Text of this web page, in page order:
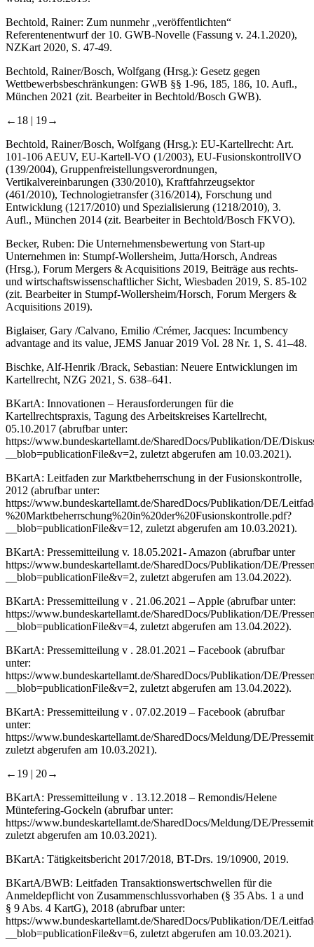
Bechtold, Rainer: Zum nunmehr „veröffentlichten“
Referentenentwurf der 10. GWB-Novelle (Fassung v. 24.1.2020),
NZKart 2020, S. 47-49.
Bechtold, Rainer/Bosch, Wolfgang (Hrsg.): Gesetz gegen
Wettbewerbsbeschränkungen: GWB §§ 1-96, 185, 186, 10. Aufl.,
München 2021 (zit. Bearbeiterin Bechtold/Bosch GWB).
←18 | 19→
Bechtold, Rainer/Bosch, Wolfgang (Hrsg.): EU-Kartellrecht: Art.
101-106 AEUV, EU-Kartell-VO (1/2003), EU-FusionskontrollVO
(139/2004), Gruppenfreistellungsverordnungen,
Vertikalvereinbarungen (330/2010), Kraftfahrzeugsektor
(461/2010), Technologietransfer (316/2014), Forschung und
Entwicklung (1217/2010) und Spezialisierung (1218/2010), 3.
Aufl., München 2014 (zit. Bearbeiterin Bechtold/Bosch FKVO).
Becker, Ruben: Die Unternehmensbewertung von Start-up
Unternehmen in: Stumpf-Wollersheim, Jutta/Horsch, Andreas
(Hrsg.), Forum Mergers & Acquisitions 2019, Beiträge aus rechts-
und wirtschaftswissenschaftlicher Sicht, Wiesbaden 2019, S. 85-102
(zit. Bearbeiterin Stumpf-Wollersheim/Horsch, Forum Mergers &
Acquisitions 2019).
Biglaiser, Gary /Calvano, Emilio /Crémer, Jacques: Incumbency
advantage and its value, JEMS Januar 2019 Vol. 28 Nr. 1, S. 41–48.
Bischke, Alf-Henrik /Brack, Sebastian: Neuere Entwicklungen im
Kartellrecht, NZG 2021, S. 638–641.
BKartA: Innovationen – Herausforderungen für die
Kartellrechtspraxis, Tagung des Arbeitskreises Kartellrecht,
05.10.2017 (abrufbar unter:
https://www.bundeskartellamt.de/SharedDocs/Publikation/DE/
__blob=publicationFile&v=2, zuletzt abgerufen am 10.03.2021).
BKartA: Leitfaden zur Marktbeherrschung in der Fusionskontrolle,
2012 (abrufbar unter:
https://www.bundeskartellamt.de/SharedDocs/Publikation/DE/
%20Marktbeherrschung%20in%20der%20Fusionskontrolle.pdf?
__blob=publicationFile&v=12, zuletzt abgerufen am 10.03.2021).
BKartA: Pressemitteilung v. 18.05.2021- Amazon (abrufbar unter
https://www.bundeskartellamt.de/SharedDocs/Publikation/DE/
__blob=publicationFile&v=2, zuletzt abgerufen am 13.04.2022).
BKartA: Pressemitteilung v . 21.06.2021 – Apple (abrufbar unter:
https:// www.bundeskartellamt.de/ SharedDocs / Publikation / DE/
__blob=publicationFile&v=4, zuletzt abgerufen am 13.04.2022).
BKartA: Pressemitteilung v . 28.01.2021 – Facebook (abrufbar
unter:
https:// www.bundeskartellamt.de/ SharedDocs / Publikation / DE/
__blob=publicationFile&v=2, zuletzt abgerufen am 13.04.2022).
BKartA: Pressemitteilung v . 07.02.2019 – Facebook (abrufbar
unter:
https://www.bundeskartellamt.de/SharedDocs/Meldung/DE/
zuletzt abgerufen am 10.03.2021).
←19 | 20→
BKartA: Pressemitteilung v . 13.12.2018 – Remondis/Helene
Müntefering-Gockeln (abrufbar unter:
https:// www.bundeskartellamt.de/ SharedDocs/ Meldung / DE/
zuletzt abgerufen am 10.03.2021).
BKartA: Tätigkeitsbericht 2017/2018, BT-Drs. 19/10900, 2019.
BKartA/BWB: Leitfaden Transaktionswertschwellen für die
Anmeldepflicht von Zusammenschlussvorhaben (§ 35 Abs. 1 a und
§ 9 Abs. 4 KartG), 2018 (abrufbar unter:
https://www.bundeskartellamt.de/SharedDocs/Publikation/DE/
__blob=publicationFile&v=6, zuletzt abgerufen am 10.03.2021).